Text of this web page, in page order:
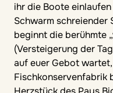
ihr die Boote
Schwarm schreiender
beginnt die berühmte
(Versteigerung der
auf euer Gebot
Fischkonservenfabrik